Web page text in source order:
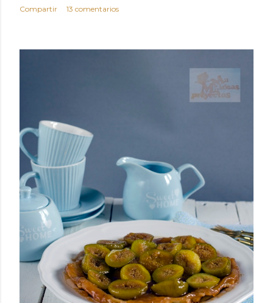
Compartir 13 comentarios